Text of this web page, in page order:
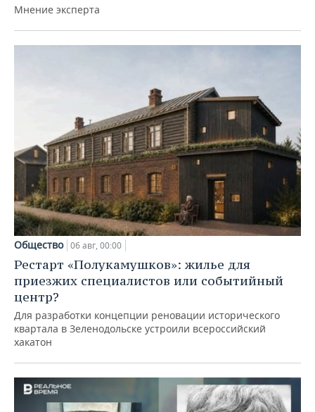
Мнение эксперта
Общество 06 авг, 00:00
Рестарт «Полукамушков»: жилье для
приезжих специалистов или событийный
центр?
Для разработки концепции реновации исторического
квартала в Зеленодольске устроили всероссийский
хакатон